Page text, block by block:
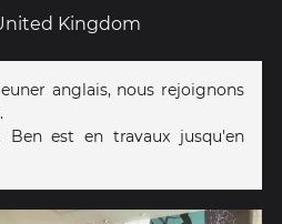
Kingdom
anglais, nous rejoignons
Ben est en travaux jusqu'en